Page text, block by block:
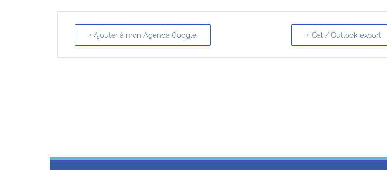
+ Ajouter à mon Agenda Google + iCal / Outlook export